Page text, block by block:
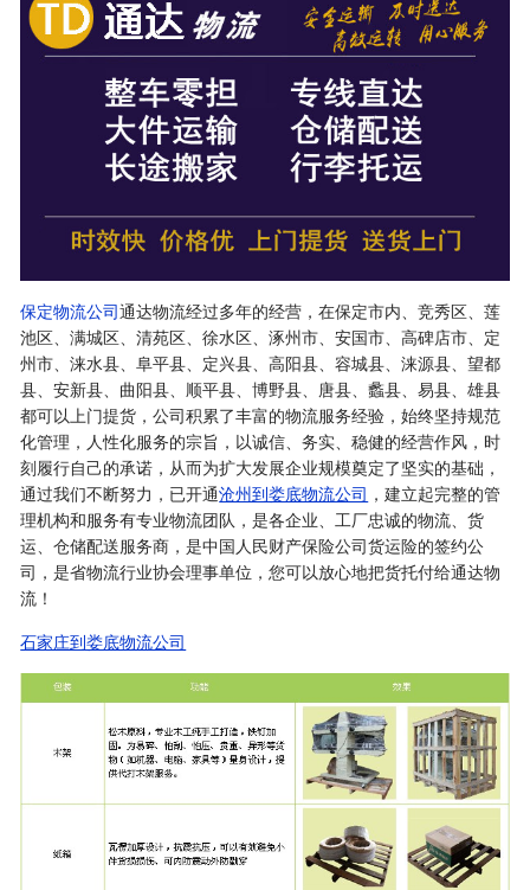
保定物流公司通达物流经过多年的经营，在保定市内、竞秀区、莲
池区、满城区、清苑区、徐水区、涿州市、安国市、高碑店市、定
州市、涞水县、阜平县、定兴县、高阳县、容城县、涞源县、望都
县、安新县、曲阳县、顺平县、博野县、唐县、蠡县、易县、雄县
都可以上门提货，公司积累了丰富的物流服务经验，始终坚持规范
化管理，人性化服务的宗旨，以诚信、务实、稳健的经营作风，时
刻履行自己的承诺，从而为扩大发展企业规模奠定了坚实的基础，
通过我们不断努力，已开通沧州到娄底物流公司 ，建立起完整的管
理机构和服务有专业物流团队，是各企业、工厂忠诚的物流、货
运、仓储配送服务商，是中国人民财产保险公司货运险的签约公
司，是省物流行业协会理事单位，您可以放心地把货托付给通达物
流！
石家庄到娄底物流公司